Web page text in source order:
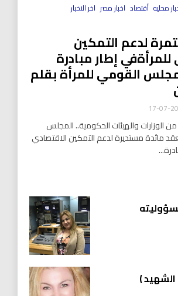
محليه أقتصاد اخبار مصر اخر الاخبار
لدعم التمكين
إطار مبادرة
القومي للمرأة بقلم
الوزارات والهيئات الحكومية.. المجلس
مائدة مستديرة لدعم التمكين الاقتصادي
)